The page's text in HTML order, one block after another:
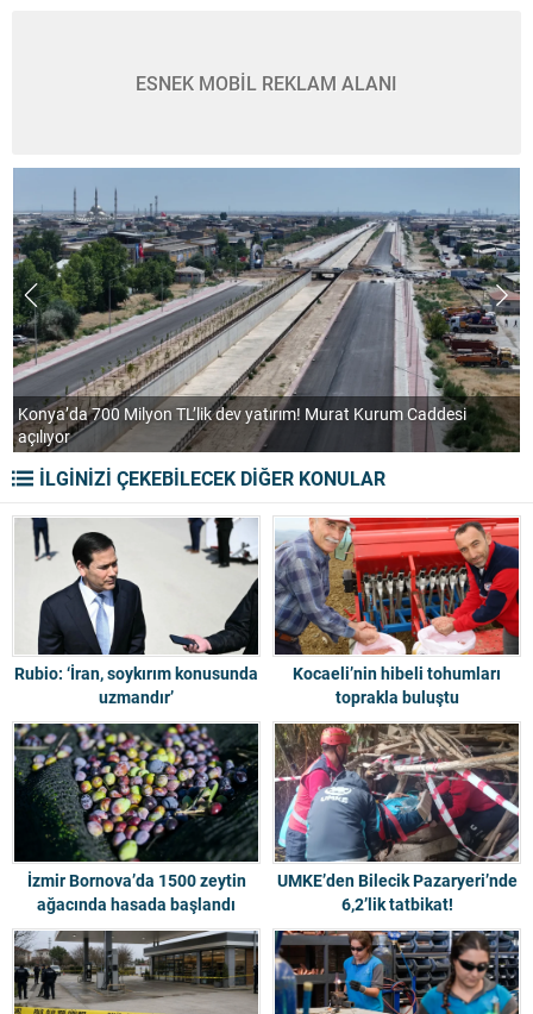
ESNEK MOBİL REKLAM ALANI
Afyon ayağa kalktı! Afyonspor için meydanı dolduracaklar
İLGİNİZİ ÇEKEBİLECEK DİĞER KONULAR
Rubio: ‘İran, soykırım konusunda
uzmandır’
Kocaeli’nin hibeli tohumları
toprakla buluştu
İzmir Bornova’da 1500 zeytin
ağacında hasada başlandı
UMKE’den Bilecik Pazaryeri’nde
6,2’lik tatbikat!